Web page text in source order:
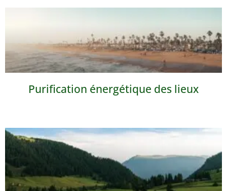
Purification énergétique des lieux